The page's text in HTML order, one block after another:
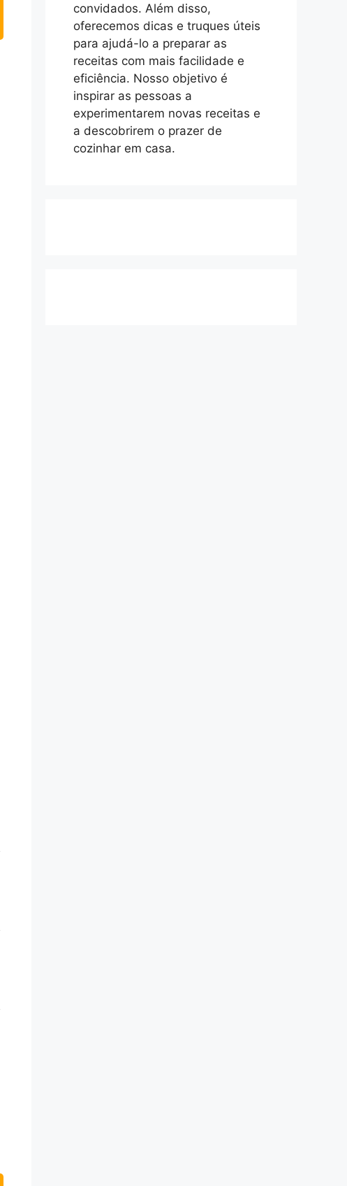
convidados. Além disso,
oferecemos dicas e truques úteis
para ajudá-lo a preparar as
receitas com mais facilidade e
eficiência. Nosso objetivo é
inspirar as pessoas a
experimentarem novas receitas e
a descobrirem o prazer de
cozinhar em casa.